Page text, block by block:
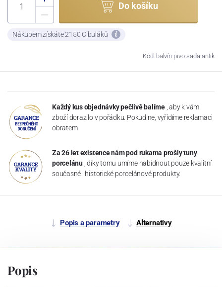
Do košíku
Nákupem získáte 2150 Cibuláků
Kód: balvín-pivo-sada-antik
Každý kus objednávky pečlivě balíme , aby k vám
zboží dorazilo v pořádku. Pokud ne, vyřídíme reklamaci
obratem.
Za 26 let existence nám pod rukama prošly tuny
porcelánu , díky tomu umíme nabídnout pouze kvalitní
současné i historické porcelánové produkty.
Popis a parametry Alternativy
Popis